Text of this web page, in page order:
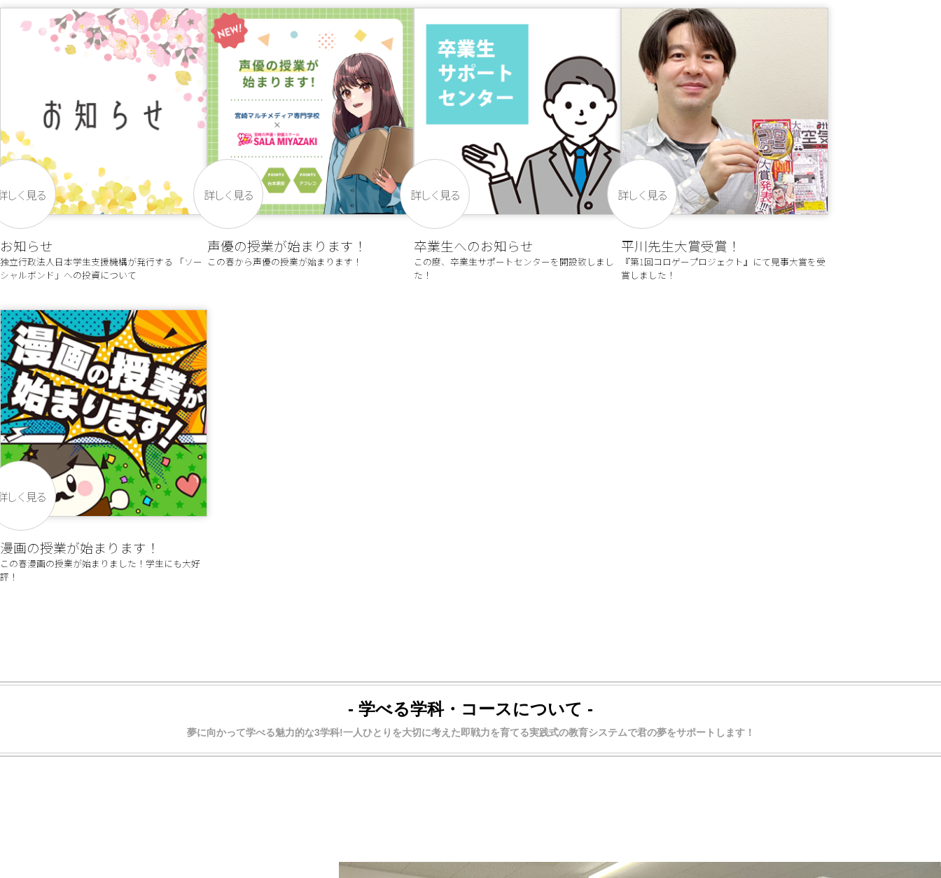
しく見る
お知らせ
独立行政法人日本学生支援機構が発行する 「ソー
シャルボンド」への投資について
詳しく見る
声優の授業が始まります！
この春から声優の授業が始まります！
詳しく見る
卒業生へのお知らせ
この度、卒業生サポートセンターを開設致しまし
た！
詳しく見る
平川先生大賞受賞！
『第1回コロゲープロジェクト』にて見事大賞を受
賞しました！
しく見る
漫画の授業が始まります！
この春漫画の授業が始まりました！学生にも大好
評！
- 学べる学科・コースについて -
夢に向かって学べる魅力的な3学科!一人ひとりを大切に考えた即戦力を育てる実践式の教育システムで君の夢をサポートします！